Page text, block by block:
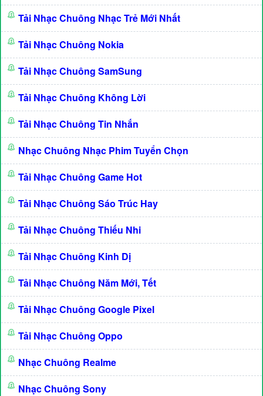
Tải Nhạc Chuông Nhạc Trẻ Mới Nhất
Tải Nhạc Chuông Nokia
Tải Nhạc Chuông SamSung
Tải Nhạc Chuông Không Lời
Tải Nhạc Chuông Tin Nhắn
Nhạc Chuông Nhạc Phim Tuyển Chọn
Tải Nhạc Chuông Game Hot
Tải Nhạc Chuông Sáo Trúc Hay
Tải Nhạc Chuông Thiếu Nhi
Tải Nhạc Chuông Kinh Dị
Tải Nhạc Chuông Năm Mới, Tết
Tải Nhạc Chuông Google Pixel
Tải Nhạc Chuông Oppo
Nhạc Chuông Realme
Nhạc Chuông Sony